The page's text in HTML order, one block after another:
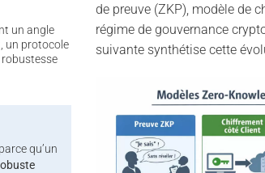
un angle
un protocole
qu’un
de preuve (ZKP), modèle de
régime de gouvernance
suivante synthétise cette